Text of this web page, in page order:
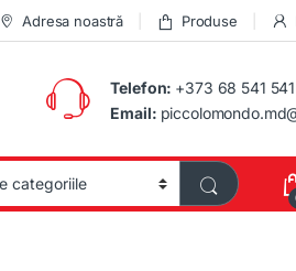
Adresa noastră Produse
Telefon: +373 68 541 541
Email: